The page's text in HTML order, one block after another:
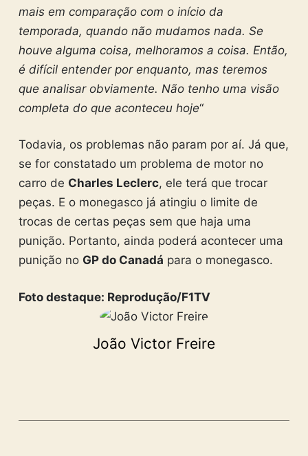
mais em comparação com o início da
temporada, quando não mudamos nada. Se
houve alguma coisa, melhoramos a coisa. Então,
é difícil entender por enquanto, mas teremos
que analisar obviamente. Não tenho uma visão
completa do que aconteceu hoje“
Todavia, os problemas não param por aí. Já que,
se for constatado um problema de motor no
carro de Charles Leclerc, ele terá que trocar
peças. E o monegasco já atingiu o limite de
trocas de certas peças sem que haja uma
punição. Portanto, ainda poderá acontecer uma
punição no GP do Canadá para o monegasco.
Foto destaque: Reprodução/F1TV
João Victor Freire